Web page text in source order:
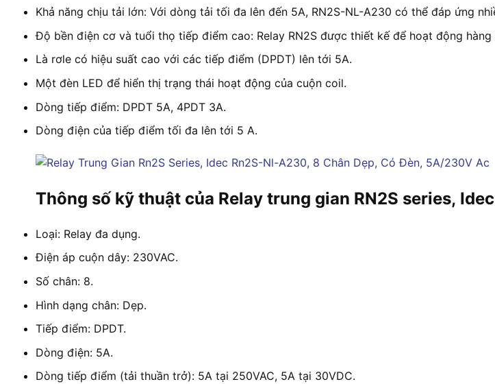
Khả năng chịu tải lớn: Với dòng tải tối đa lên đến 5A, RN2S-NL-A230 có thể đáp ứng
Độ bền điện cơ và tuổi thọ tiếp điểm cao: Relay RN2S được thiết kế để hoạt động
Là rơle có hiệu suất cao với các tiếp điểm (DPDT) lên tới 5A.
Một đèn LED để hiển thị trạng thái hoạt động của cuộn coil.
Dòng tiếp điểm: DPDT 5A, 4PDT 3A.
Dòng điện của tiếp điểm tối đa lên tới 5 A.
Thông số kỹ thuật của Relay trung gian RN2S series,
Loại: Relay đa dụng.
Điện áp cuộn dây: 230VAC.
Số chân: 8.
Hình dạng chân: Dẹp.
Tiếp điểm: DPDT.
Dòng điện: 5A.
Dòng tiếp điểm (tải thuần trở): 5A tại 250VAC, 5A tại 30VDC.